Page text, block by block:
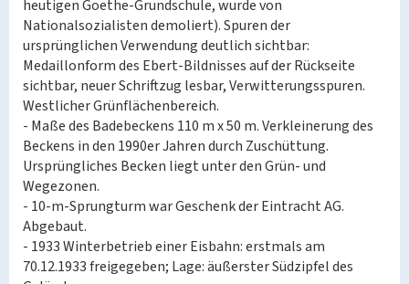
heutigen Goethe-Grundschule, wurde von
Nationalsozialisten demoliert). Spuren der
ursprünglichen Verwendung deutlich sichtbar:
Medaillonform des Ebert-Bildnisses auf der Rückseite
sichtbar, neuer Schriftzug lesbar, Verwitterungsspuren.
Westlicher Grünflächenbereich.
- Maße des Badebeckens 110 m x 50 m. Verkleinerung des
Beckens in den 1990er Jahren durch Zuschüttung.
Ursprüngliches Becken liegt unter den Grün- und
Wegezonen.
- 10-m-Sprungturm war Geschenk der Eintracht AG.
Abgebaut.
- 1933 Winterbetrieb einer Eisbahn: erstmals am
70.12.1933 freigegeben; Lage: äußerster Südzipfel des